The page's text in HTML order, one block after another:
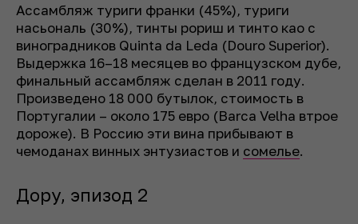
Ассамбляж туриги франки (45%), туриги
насьональ (30%), тинты рориш и тинто као с
виноградников Quinta da Leda (Douro Superior).
Выдержка 16–18 месяцев во французском дубе,
финальный ассамбляж сделан в 2011 году.
Произведено 18 000 бутылок, стоимость в
Португалии – около 175 евро (Barca Velha втрое
дороже). В Россию эти вина прибывают в
чемоданах винных энтузиастов и сомелье.
Дору, эпизод 2